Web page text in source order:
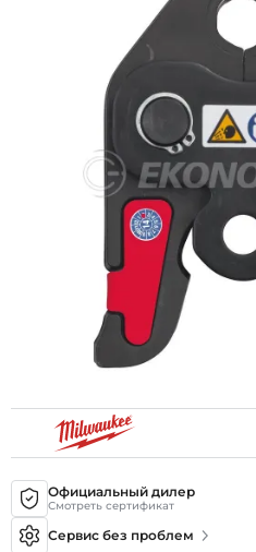
Официальный дилер
Смотреть сертификат
Сервис без проблем